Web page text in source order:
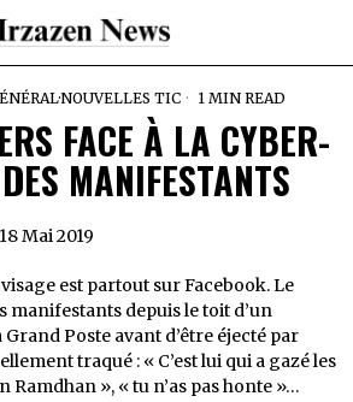
·NOUVELLES TIC 1 MIN READ
FACE À LA CYBER-
MANIFESTANTS
18 Mai 2019
est partout sur Facebook. Le
manifestants depuis le toit d’un
Poste avant d’être éjecté par
traqué : « C’est lui qui a gazé les
Ramdhan », « tu n’as pas honte »…